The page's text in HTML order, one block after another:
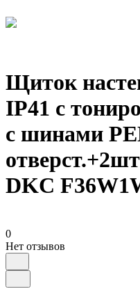
Щиток
IP41 с
с шинами
DKC
0
Нет отзывов